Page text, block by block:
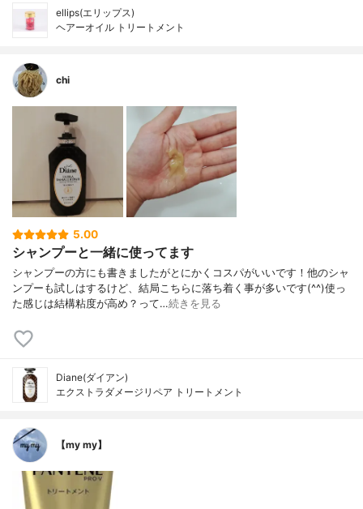
ellips(エリップス)
ヘアーオイル トリートメント
chi
5.00
シャンプーと一緒に使ってます
シャンプーの方にも書きましたがとにかくコスパがいいです！他のシャ
ンプーも試しはするけど、結局こちらに落ち着く事が多いです(^^)使っ
た感じは結構粘度が高め？って…続きを見る
Diane(ダイアン)
エクストラダメージリペア トリートメント
【my my】